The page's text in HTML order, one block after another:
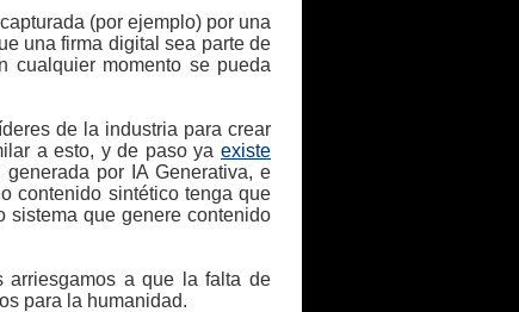
(por ejemplo) por una
una firma digital sea parte de
cualquier momento se pueda
de la industria para crear
a esto, y de paso yaexiste
por IA Generativa, e
contenido sintético tenga que
sistema que genere contenido
arriesgamos a que la falta de
para la humanidad.